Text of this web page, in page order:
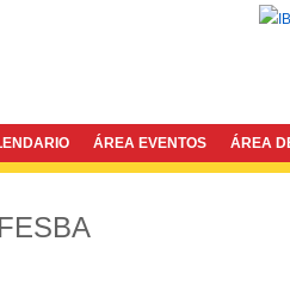
ÁREA EVENTOS ÁREA